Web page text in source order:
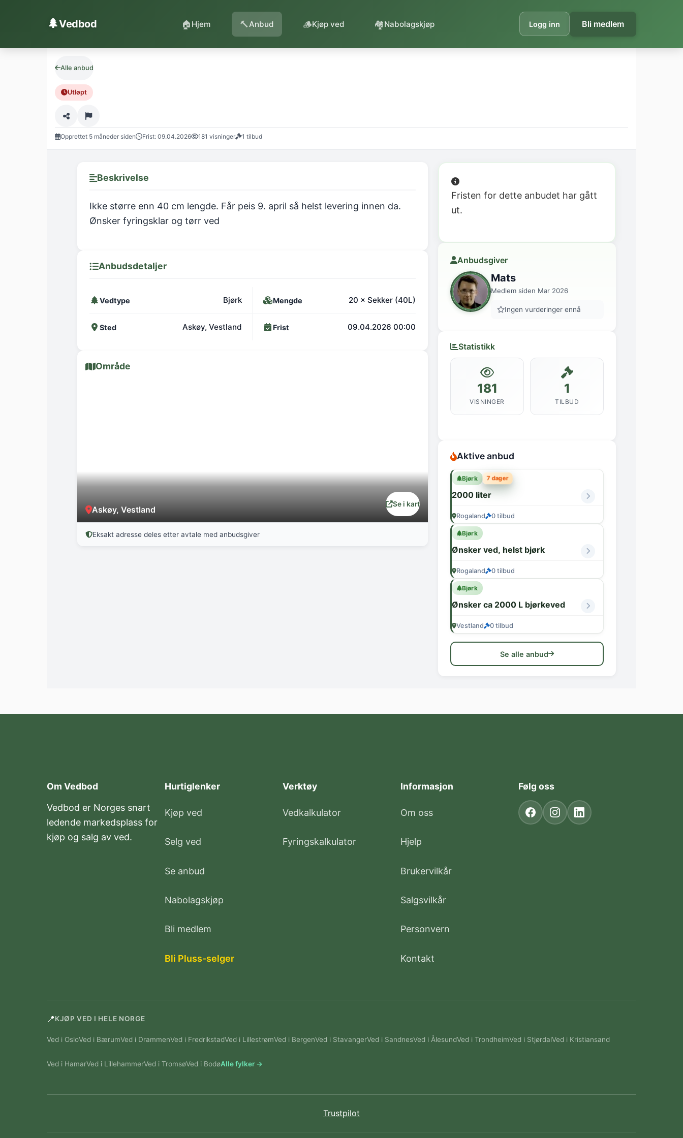
🌲Vedbod 🏠 Hjem 🔨Anbud 🪵Kjøp ved 🏘️Nabolagskjøp Logg inn Bli medlem
Alle anbud
Utløpt
Opprettet 5 måneder siden Frist: 09.04.2026 181 visninger 1 tilbud
Beskrivelse
Ikke større enn 40 cm lengde. Får peis 9. april så helst levering innen da.
Ønsker fyringsklar og tørr ved
Anbudsdetaljer
Vedtype Bjørk Mengde 20 × Sekker (40L)
Sted Askøy, Vestland Frist 09.04.2026 00:00
Område
Askøy, Vestland
Se i kart
Eksakt adresse deles etter avtale med anbudsgiver
Fristen for dette anbudet har gått
ut.
Anbudsgiver
Mats
Medlem siden Mar 2026
Ingen vurderinger ennå
Statistikk
181
VISNINGER
1
TILBUD
Aktive anbud
Bjørk 7 dager
2000 liter
Rogaland 0 tilbud
Bjørk
Ønsker ved, helst bjørk
Rogaland 0 tilbud
Bjørk
Ønsker ca 2000 L bjørkeved
Vestland 0 tilbud
Se alle anbud
Om Vedbod
Vedbod er Norges snart
ledende markedsplass for
kjøp og salg av ved.
Hurtiglenker
Kjøp ved
Selg ved
Se anbud
Nabolagskjøp
Bli medlem
Bli Pluss-selger
Verktøy
Vedkalkulator
Fyringskalkulator
Informasjon
Om oss
Hjelp
Brukervilkår
Salgsvilkår
Personvern
Kontakt
Følg oss
📍KJØP VED I HELE NORGE
Ved i OsloVed i BærumVed i DrammenVed i FredrikstadVed i LillestrømVed i BergenVed i StavangerVed i SandnesVed i ÅlesundVed i TrondheimVed i StjørdalVed i Kristiansand
Ved i HamarVed i LillehammerVed i TromsøVed i BodøAlle fylker →
Trustpilot